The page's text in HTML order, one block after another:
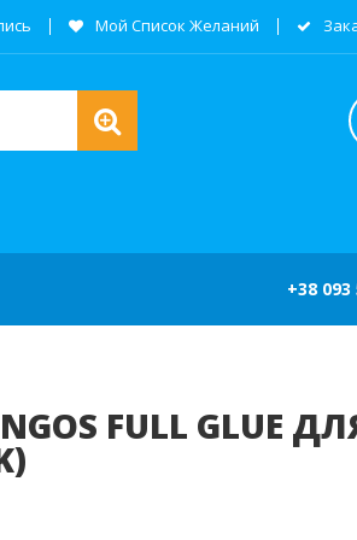
Мой Список Желаний
+38
FULL GLUE